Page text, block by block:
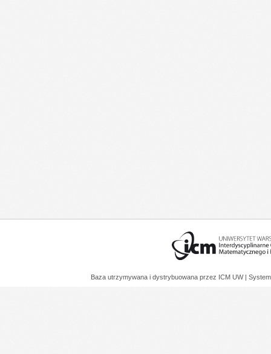
Baza utrzymywana i dystrybuowana przez ICM UW |